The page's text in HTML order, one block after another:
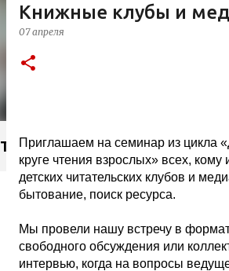
Тэги
Книжные клубы и
07 апреля
Приглашаем на семинар из цикла
круге чтения взрослых» всех, кому
детских читательских клубов и
бытование, поиск ресурса.
Мы провели нашу встречу в
свободного обсуждения или
интервью, когда на вопросы